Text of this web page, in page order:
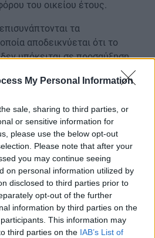
My Personal Information
sale, sharing to third parties, or
or sensitive information for
please use the below opt-out
Please note that after your
you may continue seeing
on personal information utilized by
disclosed to third parties prior to
opt-out of the further
information by third parties on the
This information may
third parties on the IAB’s List of
του οικείου έτους.
τα
αποδεικνύεται ότι το
υπόκειται σε προσαύξηση
περιουσίας, από την οποία
ήταν μισθωμένο για χρονικό
(6) μηνών εντός του έτους
επιβολής του ΕΝΦΙΑ
έγγραφα από τα οποία
οι προϋποθέσεις για
εκδίδεται νέα δήλωση-